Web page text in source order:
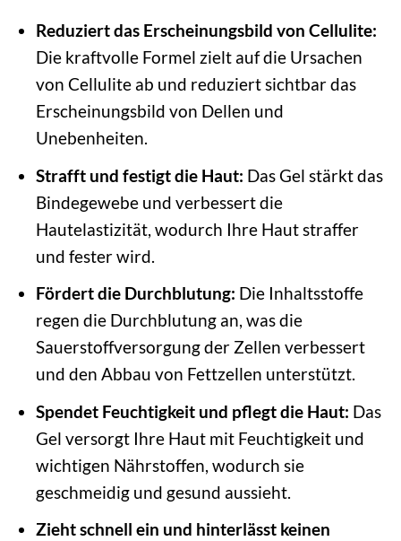
Reduziert das Erscheinungsbild von Cellulite:
Die kraftvolle Formel zielt auf die Ursachen
von Cellulite ab und reduziert sichtbar das
Erscheinungsbild von Dellen und
Unebenheiten.
Strafft und festigt die Haut: Das Gel stärkt das
Bindegewebe und verbessert die
Hautelastizität, wodurch Ihre Haut straffer
und fester wird.
Fördert die Durchblutung: Die Inhaltsstoffe
regen die Durchblutung an, was die
Sauerstoffversorgung der Zellen verbessert
und den Abbau von Fettzellen unterstützt.
Spendet Feuchtigkeit und pflegt die Haut: Das
Gel versorgt Ihre Haut mit Feuchtigkeit und
wichtigen Nährstoffen, wodurch sie
geschmeidig und gesund aussieht.
Zieht schnell ein und hinterlässt keinen